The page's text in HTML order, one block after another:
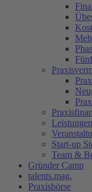
Start-up
Team &
Gründer Camp
talents.mag.
Praxisbörse